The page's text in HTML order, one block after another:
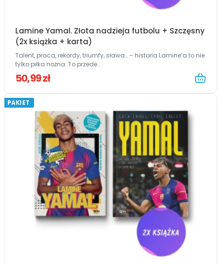
Lamine Yamal. Złota nadzieja futbolu + Szczęsny
(2x książka + karta)
Talent, praca, rekordy, triumfy, sława… – historia Lamine’a to nie
tylko piłka nożna. To przede...
50,99 zł
PAKIET